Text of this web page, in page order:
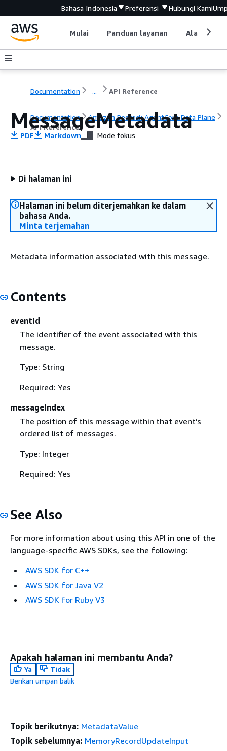
Bahasa Indonesia Preferensi Hubungi Kami
Mulai Panduan layanan Alat
Documentation ... API Reference
Documentation
Amazon Bedrock AgentCore Data Plane
API Reference
MessageMetadata
PDF Markdown Mode fokus
Di halaman ini
Halaman ini belum diterjemahkan ke dalam
bahasa Anda.
Minta terjemahan
Metadata information associated with this message.
Contents
eventId
The identifier of the event associated with this
message.
Type: String
Required: Yes
messageIndex
The position of this message within that event’s
ordered list of messages.
Type: Integer
Required: Yes
See Also
For more information about using this API in one of the
language-specific AWS SDKs, see the following:
AWS SDK for C++
AWS SDK for Java V2
AWS SDK for Ruby V3
Apakah halaman ini membantu Anda?
Ya
Tidak
Berikan umpan balik
Topik berikutnya: MetadataValue
Topik sebelumnya: MemoryRecordUpdateInput